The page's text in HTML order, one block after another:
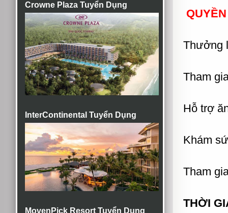
Crowne Plaza Tuyển Dụng
InterContinental Tuyển Dụng
MovenPick Resort Tuyển Dụng
Thưởng
Tham
Hỗ trợ
Khám
Tham
THỜI